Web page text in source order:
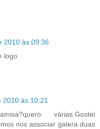
2010 às 09:36
logo
2010 às 10:21
várias.Gostei
nos associar galera duas